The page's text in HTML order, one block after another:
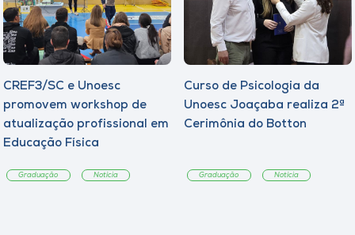
CREF3/SC e Unoesc
promovem workshop de
atualização profissional em
Educação Física
Graduação Notícia
Curso de Psicologia da
Unoesc Joaçaba realiza 2ª
Cerimônia do Botton
Graduação Notícia